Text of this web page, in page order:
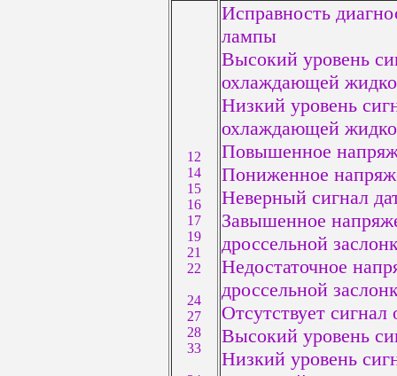
12
14
15
16
17
19
21
22
24
27
28
33
Исправность
лампы
Высокий уровень
охлаждающей
Низкий уровень
охлаждающей
Повышенное
Пониженное
Неверный сигнал
Завышенное
дроссельной
Недостаточное
дроссельной
Отсутствует сигнал
Высокий уровень
Низкий уровень